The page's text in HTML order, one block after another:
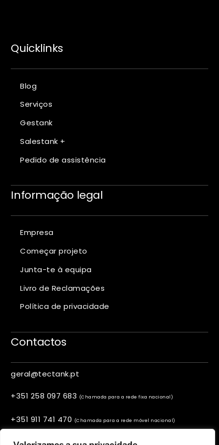
Quicklinks
Blog
Serviços
Gestank
Salestank +
Pedido de assistência
Informação legal
Empresa
Começar projeto
Junta-te à equipa
Livro de Reclamações
Política de privacidade
Contactos
geral@tectank.pt
+351 258 097 683 (Chamada para a rede fixa nacional)
+351 911 741 470 (Chamada para a rede móvel nacional)
Viana do Castelo, Portugal